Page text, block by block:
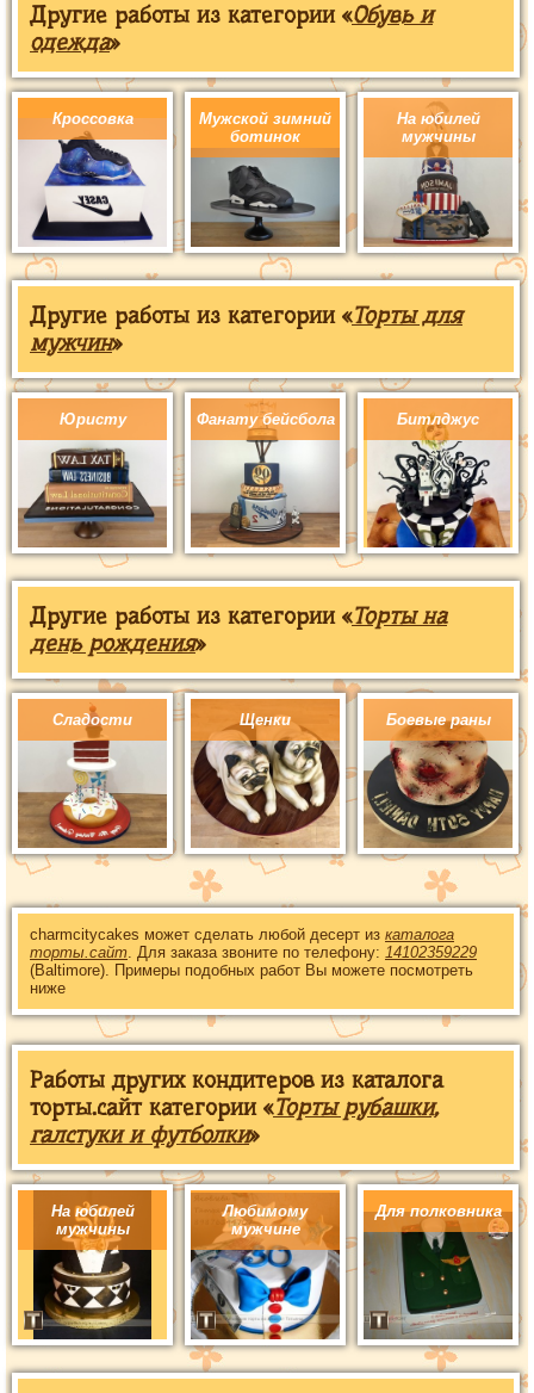
Другие работы из категории «Обувь и
одежда»
Кроссовка
Мужской зимний
ботинок
На юбилей
мужчины
Другие работы из категории «Торты для
мужчин»
Юристу Фанату бейсбола Битлджус
Другие работы из категории «Торты на
день рождения»
Сладости Щенки Боевые раны
charmcitycakes может сделать любой десерт из каталога
торты.сайт. Для заказа звоните по телефону: 14102359229
(Baltimore). Примеры подобных работ Вы можете посмотреть
ниже
Работы других кондитеров из каталога
торты.сайт категории «Торты рубашки,
галстуки и футболки»
На юбилей
мужчины
Любимому
мужчине
Для полковника